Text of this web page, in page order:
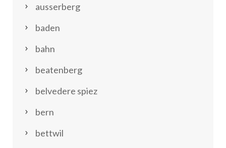
ausserberg
baden
bahn
beatenberg
belvedere spiez
bern
bettwil